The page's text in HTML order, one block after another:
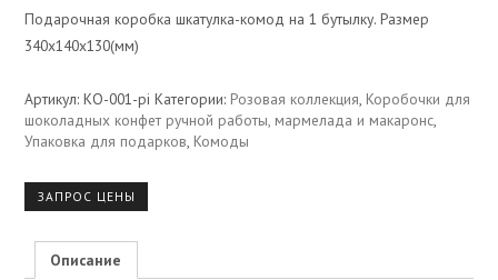
Подарочная коробка шкатулка-комод на 1 бутылку. Размер
340х140х130(мм)
Артикул: КО-001-pi Категории: Розовая коллекция, Коробочки для
шоколадных конфет ручной работы, мармелада и макаронс,
Упаковка для подарков, Комоды
ЗАПРОС ЦЕНЫ
Описание